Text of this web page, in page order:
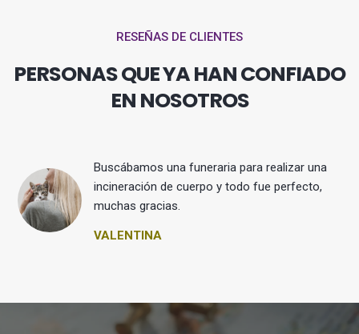
RESEÑAS DE CLIENTES
PERSONAS QUE YA HAN CONFIADO
EN NOSOTROS
Buscábamos una funeraria para realizar una
incineración de cuerpo y todo fue perfecto,
muchas gracias.
VALENTINA